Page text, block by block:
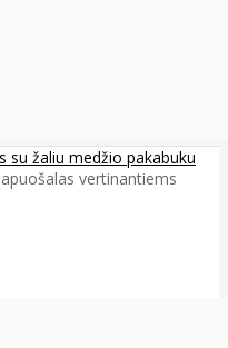
su žaliu medžio pakabuku
vertinantiems